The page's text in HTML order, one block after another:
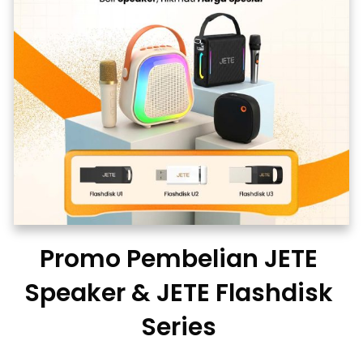
Promo Pembelian JETE
Speaker & JETE Flashdisk
Series